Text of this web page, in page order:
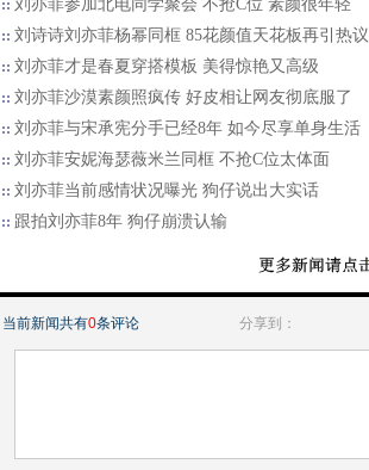
刘亦菲参加北电同学聚会 不抢C位 素颜很年轻
刘诗诗刘亦菲杨幂同框 85花颜值天花板再引热议
刘亦菲才是春夏穿搭模板 美得惊艳又高级
刘亦菲沙漠素颜照疯传 好皮相让网友彻底服了
刘亦菲与宋承宪分手已经8年 如今尽享单身生活
刘亦菲安妮海瑟薇米兰同框 不抢C位太体面
刘亦菲当前感情状况曝光 狗仔说出大实话
跟拍刘亦菲8年 狗仔崩溃认输
当前新闻共有0条评论 分享到：